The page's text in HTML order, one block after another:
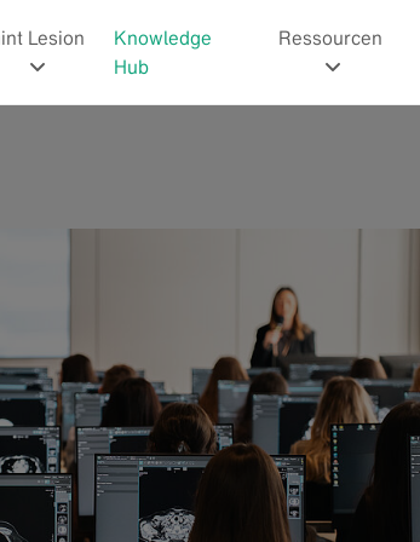
Lesion
Knowledge
Hub
Ressourcen